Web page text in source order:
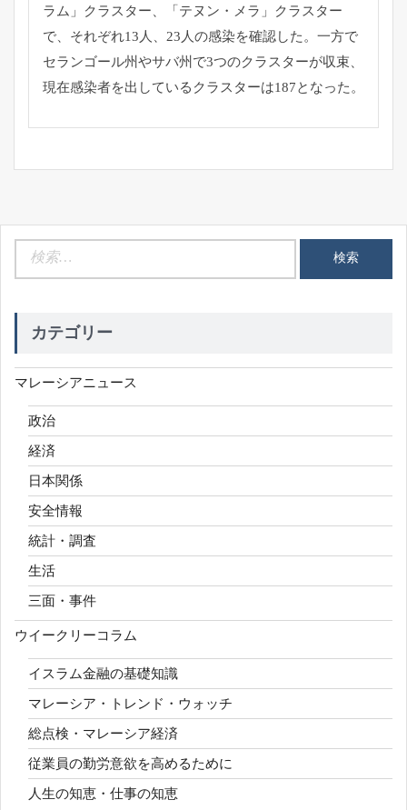
ラム」クラスター、「テヌン・メラ」クラスター
で、 それぞれ13人、23人の感染を確認した。 一方で
セランゴール州やサバ州で3つのクラスターが収束、
現在感染者を出しているクラスターは187となった。
カテゴリー
マレーシアニュース
政治
経済
日本関係
安全情報
統計・調査
生活
三面・事件
ウイークリーコラム
イスラム金融の基礎知識
マレーシア・トレンド・ウォッチ
総点検・マレーシア経済
従業員の勤労意欲を高めるために
人生の知恵・仕事の知恵